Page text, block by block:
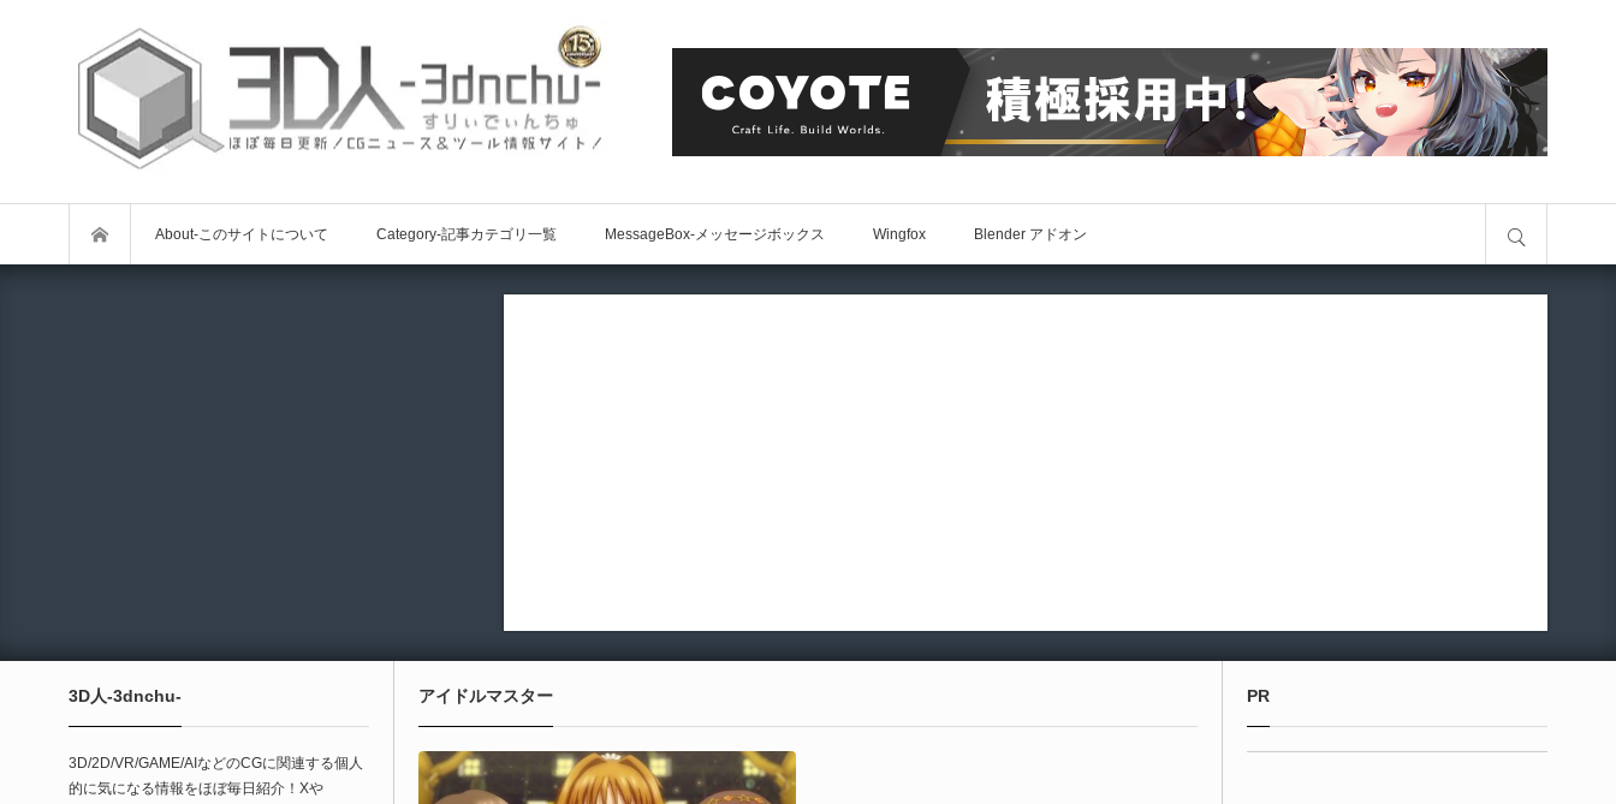
About-このサイトについて Category-記事カテゴリ一覧 MessageBox-メッセージボックス Wingfox Blender アドオン
アイドルマスター
3D人-3dnchu-
3D/2D/VR/GAME/AIなどのCGに関連する個人
的に気になる情報をほぼ毎日紹介！Xや
PR